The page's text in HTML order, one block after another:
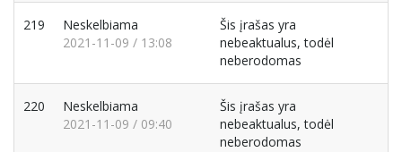
219
Neskelbiama
2021-11-09 / 13:08
Šis įrašas yra
nebeaktualus, todėl
neberodomas
220
Neskelbiama
2021-11-09 / 09:40
Šis įrašas yra
nebeaktualus, todėl
neberodomas